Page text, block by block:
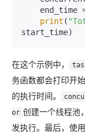
print (
在这个示例中，
务函数都会打印开
的执行时间。
or 创建一个线程池
发执行。最后，使用